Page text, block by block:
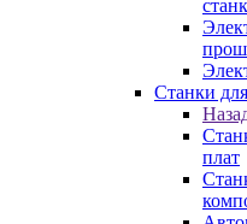
Станки
плат